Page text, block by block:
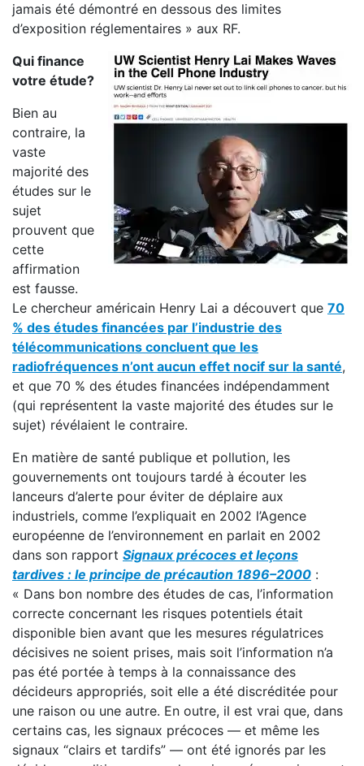
jamais été démontré en dessous des limites
d’exposition réglementaires » aux RF.
Qui finance
votre étude?
Bien au
contraire, la
vaste
majorité des
études sur le
sujet
prouvent que
cette
affirmation
est fausse.
Le chercheur américain Henry Lai a découvert que 70
% des études financées par l’industrie des
télécommunications concluent que les
radiofréquences n’ont aucun effet nocif sur la santé,
et que 70 % des études financées indépendamment
(qui représentent la vaste majorité des études sur le
sujet) révélaient le contraire.
En matière de santé publique et pollution, les
gouvernements ont toujours tardé à écouter les
lanceurs d’alerte pour éviter de déplaire aux
industriels, comme l’expliquait en 2002 l’Agence
européenne de l’environnement en parlait en 2002
dans son rapport Signaux précoces et leçons
tardives : le principe de précaution 1896–2000 :
« Dans bon nombre des études de cas, l’information
correcte concernant les risques potentiels était
disponible bien avant que les mesures régulatrices
décisives ne soient prises, mais soit l’information n’a
pas été portée à temps à la connaissance des
décideurs appropriés, soit elle a été discréditée pour
une raison ou une autre. En outre, il est vrai que, dans
certains cas, les signaux précoces — et même les
signaux “clairs et tardifs” — ont été ignorés par les